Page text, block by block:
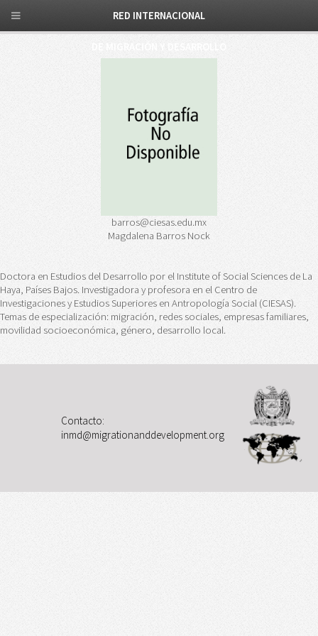
barros@ciesas.edu.mx
Magdalena Barros Nock
Doctora en Estudios del Desarrollo por el Institute of Social Sciences de La
Haya, Países Bajos. Investigadora y profesora en el Centro de
Investigaciones y Estudios Superiores en Antropología Social (CIESAS).
Temas de especialización: migración, redes sociales, empresas familiares,
movilidad socioeconómica, género, desarrollo local.
Contacto:
inmd@migrationanddevelopment.org
RED INTERNACIONAL